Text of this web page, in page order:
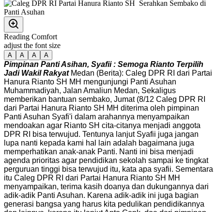
Reading Comfort
adjust the font size
A A A A
Pimpinan Panti Asihan, Syafii : Semoga Rianto Terpilih
Jadi Wakil RakyatMedan (Berita): Caleg DPR RI dari Partai
Hanura Rianto SH MH mengunjungi Panti Asuhan
Muhammadiyah, Jalan Amaliun Medan, Sekaligus
memberikan bantuan sembako, Jumat (8/12 Caleg DPR RI
dari Partai Hanura Rianto SH MH diterima oleh pimpinan
Panti Asuhan Syafi'i dalam arahannya menyampaikan
mendoakan agar Rianto SH cita-citanya menjadi anggota
DPR RI bisa terwujud. Tentunya lanjut Syafii juga jangan
lupa nanti kepada kami hal lain adalah bagaimana juga
memperhatikan anak-anak Panti. Nanti ini bisa menjadi
agenda prioritas agar pendidikan sekolah sampai ke tingkat
perguruan tinggi bisa terwujud itu, kata apa syafii. Sementara
itu Caleg DPR RI dari Partai Hanura Rianto SH MH
menyampaikan, terima kasih doanya dan dukungannya dari
adik-adik Panti Asuhan. Karena adik-adik ini juga bagian
generasi bangsa yang harus kita pedulikan pendidikannya